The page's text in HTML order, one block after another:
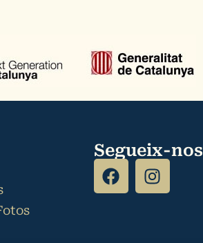
Segueix-nos